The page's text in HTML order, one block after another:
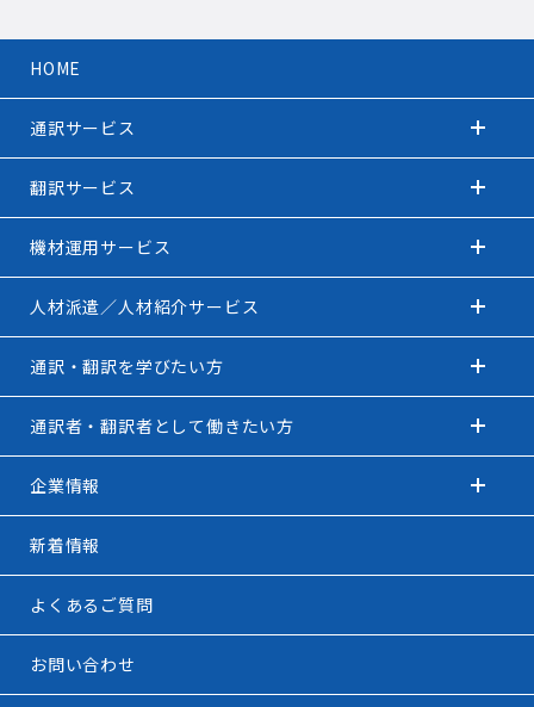
新着情報
よくあるご質問
お問い合わせ
HOME
通訳サービス
翻訳サービス
機材運用サービス
人材派遣／人材紹介サービス
企業情報
通訳・翻訳を学びたい方
通訳者・翻訳者として働きたい方